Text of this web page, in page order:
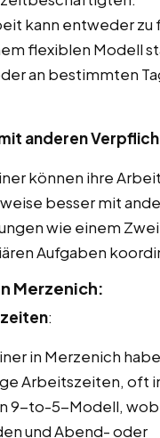
kann entweder zu
flexiblen Modell
an bestimmten
anderen
können ihre
besser mit
wie einem
Aufgaben
Merzenich:
:
in Merzenich
Arbeitszeiten, oft
9-to-5-Modell,
und Abend- oder